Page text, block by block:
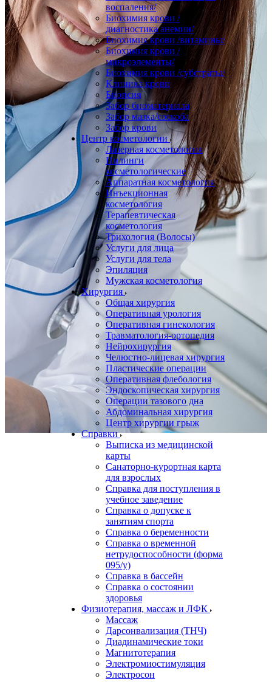
воспаления/
Биохимия крови /
диагностика анемии/
Биохимия крови /витамины/
Биохимия крови /
микроэлементы/
Биохимия крови /субстраты/
Клиника крови
Биопсия
Забор биоматериала
Забор мазка/соскоба
Забор крови
Центр косметологии
Лазерная косметология
Пилинги
косметологические
Аппаратная косметология
Инъекционная
косметология
Терапевтическая
косметология
Трихология (Волосы)
Услуги для лица
Услуги для тела
Эпиляция
Мужская косметология
Хирургия
Общая хирургия
Оперативная урология
Оперативная гинекология
Травматология-ортопедия
Нейрохирургия
Челюстно-лицевая хирургия
Пластические операции
Оперативная флебология
Эндоскопическая хирургия
Операции тазового дна
Абдоминальная хирургия
Центр хирургии грыж
Справки
Выписка из медицинской
карты
Санаторно-курортная карта
для взрослых
Справка для поступления в
учебное заведение
Справка о допуске к
занятиям спорта
Справка о беременности
Справка о временной
нетрудоспособности (форма
095/у)
Справка в бассейн
Справка о состоянии
здоровья
Физиотерапия, массаж и ЛФК
Массаж
Дарсонвализация (ТНЧ)
Диадинамические токи
Магнитотерапия
Электромиостимуляция
Электросон